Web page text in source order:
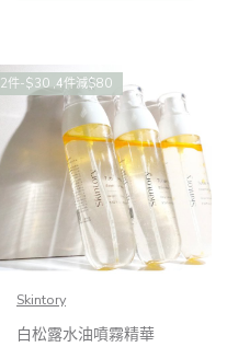
2件-$30 ,4件減$80
Skintory
白松露水油噴霧精華